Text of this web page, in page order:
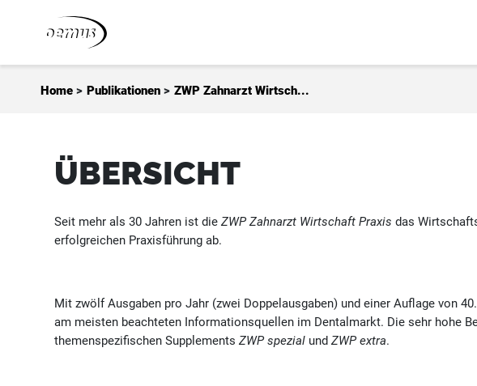
Home > Publikationen > ZWP Zahnarzt Wirtsch...
ÜBERSICHT
Seit mehr als 30 Jahren ist dieZWP Zahnarzt Wirtschaft Praxis das
erfolgreichen Praxisführung ab.
Mit zwölf Ausgaben pro Jahr (zwei Doppelausgaben) und einer Auflage von
am meisten beachteten Informationsquellen im Dentalmarkt. Die sehr hohe
themenspezifischen SupplementsZWP spezial undZWP extra.